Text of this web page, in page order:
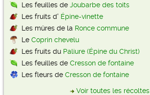
Les feuilles de Joubarbe des toits
Les fruits d' Épine-vinette
Les mûres de la Ronce commune
Le Coprin chevelu
Les fruits du Paliure (Épine du Christ)
Les feuilles de Cresson de fontaine
Les fleurs de Cresson de fontaine
Voir toutes les récoltes